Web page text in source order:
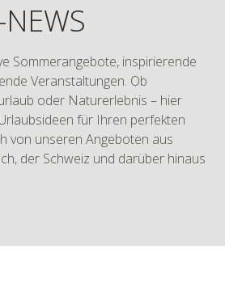
Sommerangebote, inspirierende
Veranstaltungen. Ob
oder Naturerlebnis – hier
für Ihren perfekten
von unseren Angeboten aus
der Schweiz und darüber hinaus